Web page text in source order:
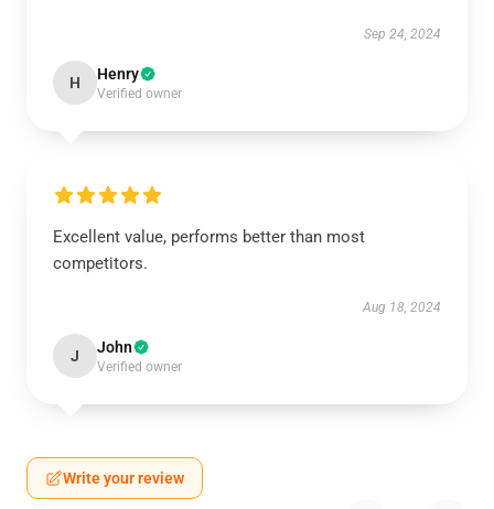
Sep 24, 2024
H Henry
Verified owner
Excellent value, performs better than most
competitors.
Aug 18, 2024
J John
Verified owner
Write your review